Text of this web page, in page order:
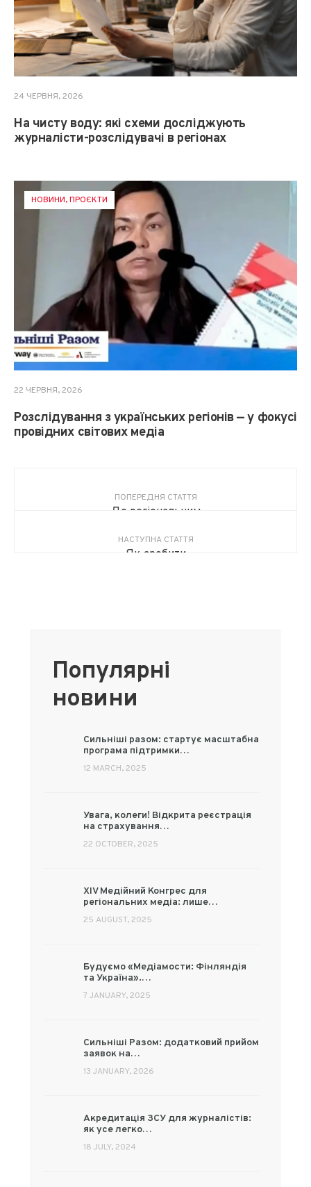
24 ЧЕРВНЯ, 2026
На чисту воду: які схеми досліджують
журналісти-розслідувачі в регіонах
НОВИНИ,ПРОЄКТИ
22 ЧЕРВНЯ, 2026
Розслідування з українських регіонів — у фокусі
провідних світових медіа
ПОПЕРЕДНЯ СТАТТЯ
Де регіональним
джерела доходів?
НАСТУПНА СТАТТЯ
Як зробити
Популярні
новини
Сильніші разом: стартує масштабна
програма підтримки…
12 MARCH, 2025
Увага, колеги! Відкрита реєстрація
на страхування…
22 OCTOBER, 2025
XIV Медійний Конгрес для
регіональних медіа: лише…
25 AUGUST, 2025
Будуємо «Медіамости: Фінляндія
та Україна».…
7 JANUARY, 2025
Сильніші Разом: додатковий прийом
заявок на…
13 JANUARY, 2026
Акредитація ЗСУ для журналістів:
як усе легко…
18 JULY, 2024